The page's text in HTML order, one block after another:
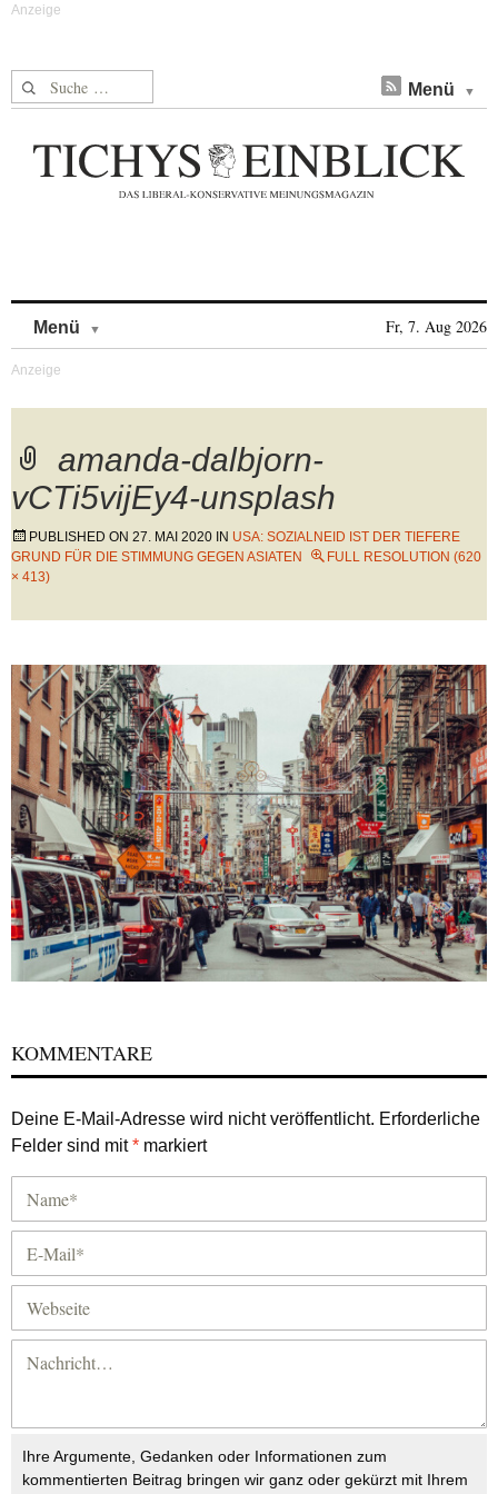
Suche nach: Menü
Menü Fr, 7. Aug 2026
amanda-dalbjorn-
vCTi5vijEy4-unsplash
PUBLISHED ON 27. MAI 2020 IN USA: SOZIALNEID IST DER TIEFERE
GRUND FÜR DIE STIMMUNG GEGEN ASIATEN
FULL RESOLUTION (620
× 413)
KOMMENTARE
Deine E-Mail-Adresse wird nicht veröffentlicht. Erforderliche
Felder sind mit* markiert
Ihre Argumente, Gedanken oder Informationen zum
kommentierten Beitrag bringen wir ganz oder gekürzt mit Ihrem